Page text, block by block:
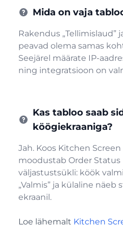
Mida on vaja
Rakendus „Tellimislaud”
peavad olema samas
Seejärel määrate IP-
ning integratsioon on
Kas tabloo saab
köögiekraaniga?
Jah. Koos Kitchen Screen
moodustab Order Status
väljastustsükli: köök
„Valmis” ja külaline näeb
ekraanil.
Loe lähemalt Kitchen